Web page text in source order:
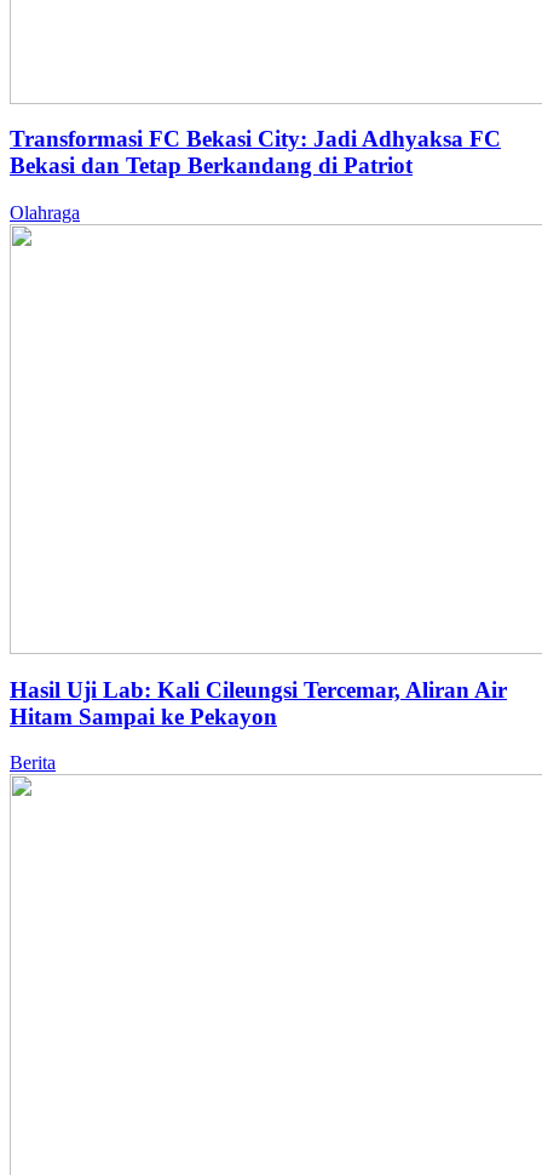
Transformasi FC Bekasi City: Jadi Adhyaksa FC
Bekasi dan Tetap Berkandang di Patriot
Olahraga
Hasil Uji Lab: Kali Cileungsi Tercemar, Aliran Air
Hitam Sampai ke Pekayon
Berita